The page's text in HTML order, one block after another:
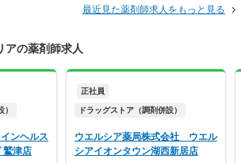
最近見た薬剤師求人をもっと見る
アの薬剤師求人
ンヘルス
津店
正社員
ドラッグストア（調剤併設）
ウエルシア薬局株式会社 ウエル
シアイオンタウン湖西新居店